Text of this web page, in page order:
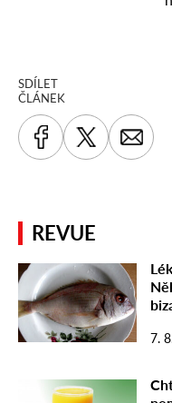
SDÍLET
ČLÁNEK
REVUE
7.